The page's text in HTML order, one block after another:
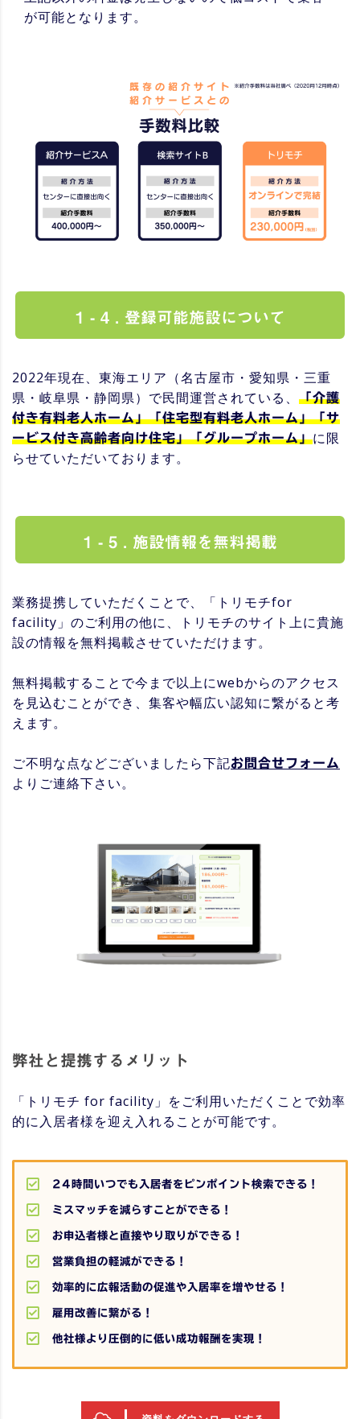
が可能となります。
1 - 4 . 登録可能施設について
2022年現在、東海エリア（名古屋市・愛知県・三重
県・岐阜県・静岡県）で民間運営されている、
「介護
付き有料老人ホーム」「住宅型有料老人ホーム」「サ
ービス付き高齢者向け住宅」「グループホーム」に限
らせていただいております。
1 - 5 . 施設情報を無料掲載
業務提携していただくことで、「トリモチfor
facility」のご利用の他に、トリモチのサイト上に貴施
設の情報を無料掲載させていただけます。
無料掲載することで今まで以上にwebからのアクセス
を見込むことができ、集客や幅広い認知に繋がると考
えます。
ご不明な点などございましたら下記お問合せフォーム
よりご連絡下さい。
弊社と提携するメリット
「トリモチ for facility」をご利用いただくことで効率
的に入居者様を迎え入れることが可能です。
24時間いつでも入居者をピンポイント検索できる！
ミスマッチを減らすことができる！
お申込者様と直接やり取りができる！
営業負担の軽減ができる！
効率的に広報活動の促進や入居率を増やせる！
雇用改善に繋がる！
他社様より圧倒的に低い成功報酬を実現！